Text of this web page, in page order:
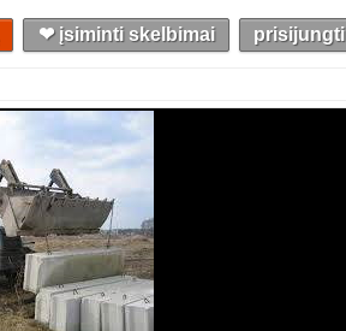
❤︎ įsiminti skelbimai prisijungti